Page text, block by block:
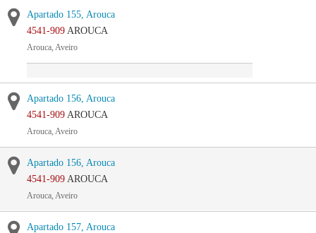
Apartado 155, Arouca
4541-909 AROUCA
Arouca, Aveiro
Apartado 156, Arouca
4541-909 AROUCA
Arouca, Aveiro
Apartado 156, Arouca
4541-909 AROUCA
Arouca, Aveiro
Apartado 157, Arouca